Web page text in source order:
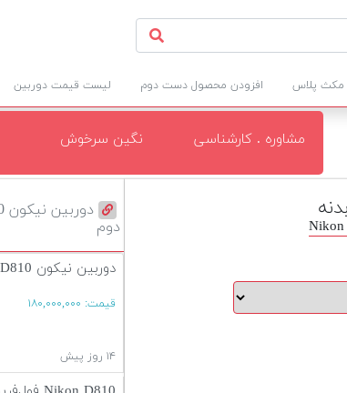
مکث پلاس افزودن محصول دست دوم لیست قیمت دوربین
مشاوره . کارشناسی نگین سرخوش
دوم
دوربین نیکون D810 فول فریم
قیمت: ۱۸۰,۰۰۰,۰۰۰
۱۴ روز پیش
Nikon